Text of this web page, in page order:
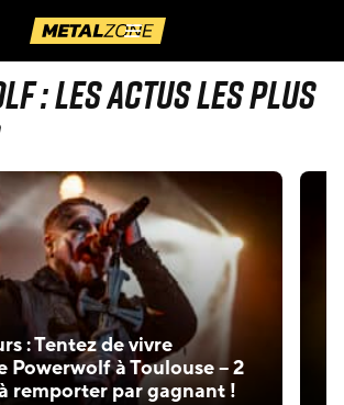
Menu
: Les actus les plus
: Tentez de vivre
Powerwolf à Toulouse – 2
remporter par gagnant !